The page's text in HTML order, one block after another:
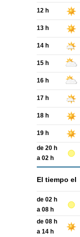
12 h
13 h
14 h
15 h
16 h
17 h
18 h
19 h
de 20 h
a 02 h
El tiempo el
de 02 h
a 08 h
de 08 h
a 14 h